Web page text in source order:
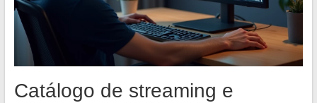
Catálogo de streaming e